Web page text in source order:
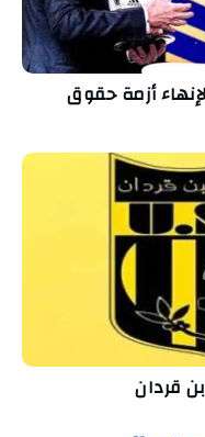
أزمة حقوق